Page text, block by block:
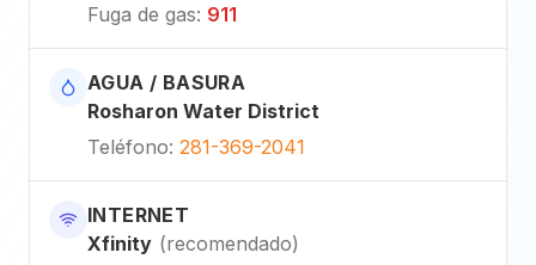
Fuga de gas: 911
AGUA / BASURA
Rosharon Water District
Teléfono: 281-369-2041
INTERNET
Xfinity (recomendado)